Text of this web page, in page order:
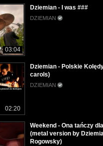
03:04
Dziemian - I was ###
DZIEMIAN
02:20
Dziemian - Polskie
carols)
DZIEMIAN
Weekend - Ona tańczy
(metal version by
Rogowsky)